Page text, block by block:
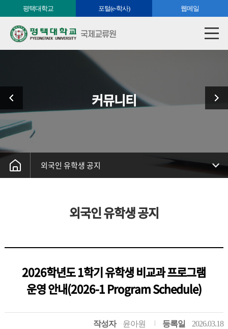
평택대학교 포털(e-학사) 웹메일
국제교류원
커뮤니티
외국인 유학생 공지
외국인 유학생 공지
2026학년도 1학기 유학생 비교과 프로그램
운영 안내(2026-1 Program Schedule)
작성자 윤아원 등록일 2026.03.18